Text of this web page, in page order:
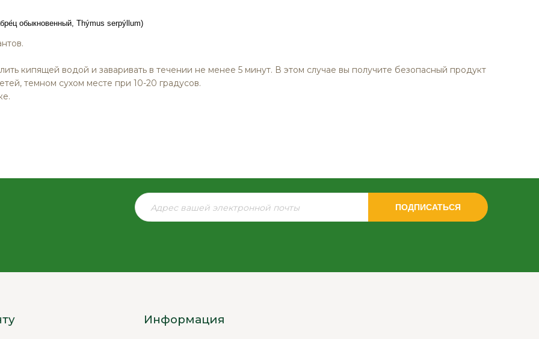
обыкновенный, Thýmus serpýllum)
кипящей водой и заваривать в течении не менее 5 минут. В этом случае вы получите безопасный продукт
темном сухом месте при 10-20 градусов.
ПОДПИСАТЬСЯ
Информация